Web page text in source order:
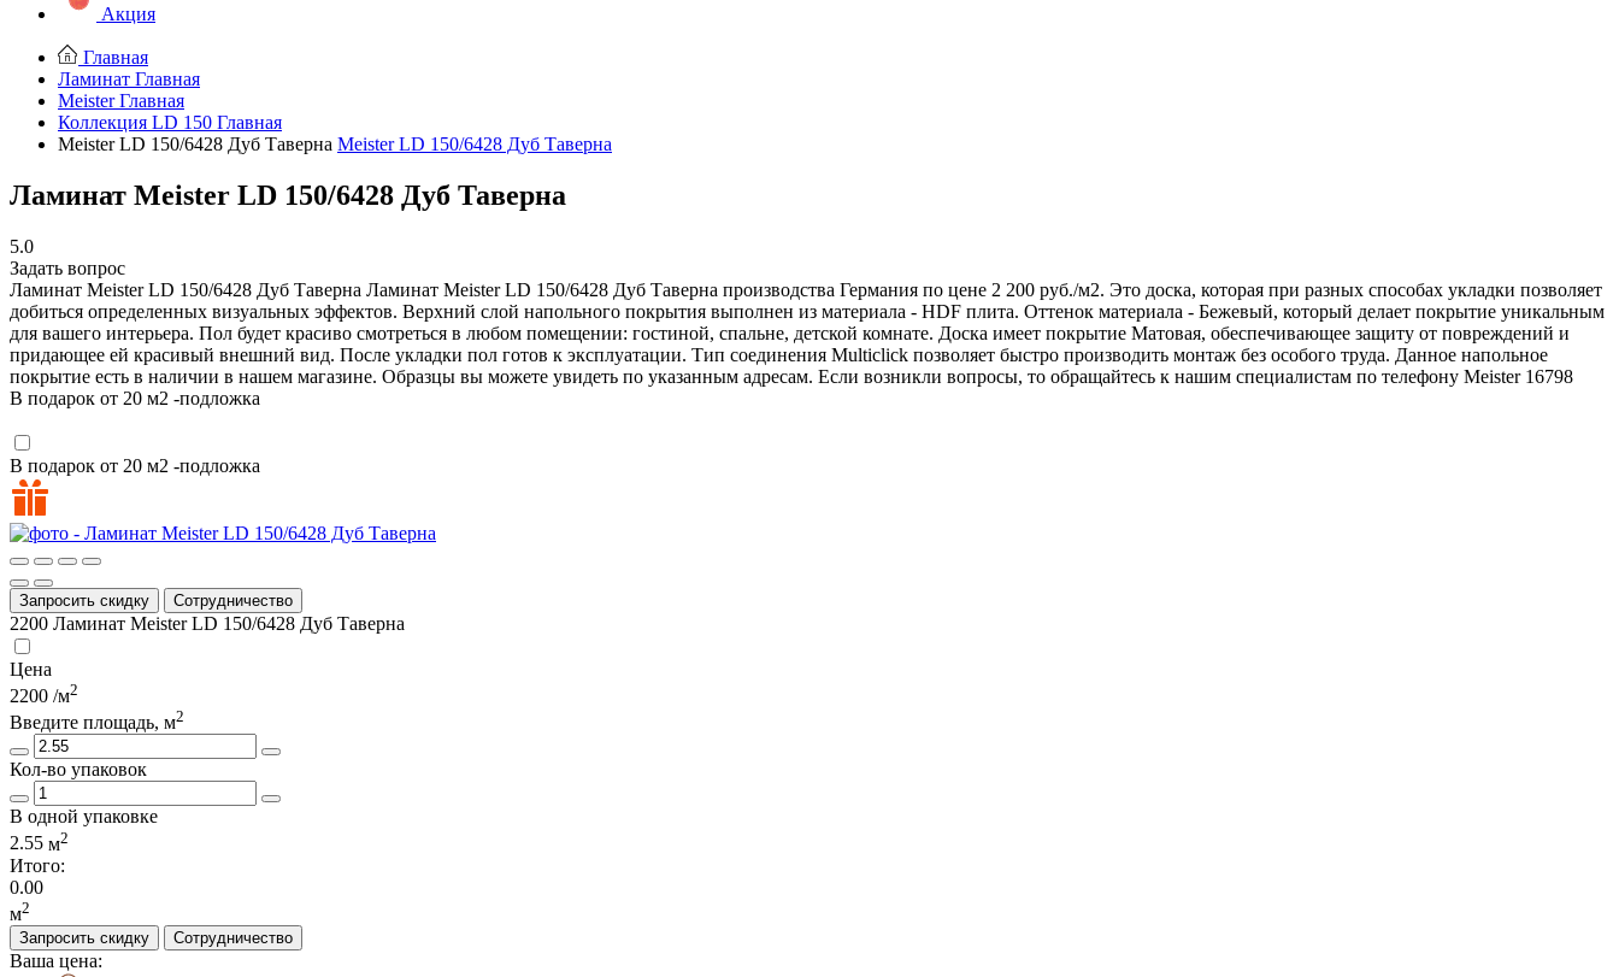
Акция
Главная
Ламинат Главная
Meister Главная
Коллекция LD 150 Главная
Meister LD 150/6428 Дуб Таверна Meister LD 150/6428 Дуб Таверна
Ламинат Meister LD 150/6428 Дуб Таверна
5.0
Задать вопрос
Ламинат Meister LD 150/6428 Дуб Таверна Ламинат Meister LD 150/6428 Дуб Таверна производства Германия по цене 2 200 руб./м2. Это доска, которая при разных способах укладки позволяет
добиться определенных визуальных эффектов. Верхний слой напольного покрытия выполнен из материала - HDF плита. Оттенок материала - Бежевый, который делает покрытие уникальным
для вашего интерьера. Пол будет красиво смотреться в любом помещении: гостиной, спальне, детской комнате. Доска имеет покрытие Матовая, обеспечивающее защиту от повреждений и
придающее ей красивый внешний вид. После укладки пол готов к эксплуатации. Тип соединения Multiclick позволяет быстро производить монтаж без особого труда. Данное напольное
покрытие есть в наличии в нашем магазине. Образцы вы можете увидеть по указанным адресам. Если возникли вопросы, то обращайтесь к нашим специалистам по телефону Meister 16798
В подарок от 20 м2 -подложка
В подарок от 20 м2 -подложка
Запросить скидку Сотрудничество
2200 Ламинат Meister LD 150/6428 Дуб Таверна
Цена
2200 /м2
Введите площадь, м2
Кол-во упаковок
В одной упаковке
2.55 м2
Итого:
0.00
м2
Запросить скидку
Сотрудничество
Ваша цена: